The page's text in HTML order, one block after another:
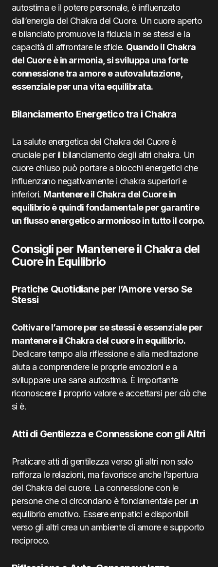
autostima e il potere personale, è influenzato
dall’energia del Chakra del Cuore. Un cuore aperto
e bilanciato promuove la fiducia in se stessi e la
capacità di affrontare le sfide. Quando il Chakra
del Cuore è in armonia, si sviluppa una forte
connessione tra amore e autovalutazione,
essenziale per una vita equilibrata.
Bilanciamento Energetico tra i Chakra
La salute energetica del Chakra del Cuore è
cruciale per il bilanciamento degli altri chakra. Un
cuore chiuso può portare a blocchi energetici che
influenzano negativamente i chakra superiori e
inferiori. Mantenere il Chakra del Cuore in
equilibrio è quindi fondamentale per garantire
un flusso energetico armonioso in tutto il corpo.
Consigli per Mantenere il Chakra del
Cuore in Equilibrio
Pratiche Quotidiane per l’Amore verso Se
Stessi
Coltivare l’amore per se stessi è essenziale per
mantenere il Chakra del cuore in equilibrio.
Dedicare tempo alla riflessione e alla meditazione
aiuta a comprendere le proprie emozioni e a
sviluppare una sana autostima. È importante
riconoscere il proprio valore e accettarsi per ciò che
si è.
Atti di Gentilezza e Connessione con gli Altri
Praticare atti di gentilezza verso gli altri non solo
rafforza le relazioni, ma favorisce anche l’apertura
del Chakra del cuore. La connessione con le
persone che ci circondano è fondamentale per un
equilibrio emotivo. Essere empatici e disponibili
verso gli altri crea un ambiente di amore e supporto
reciproco.